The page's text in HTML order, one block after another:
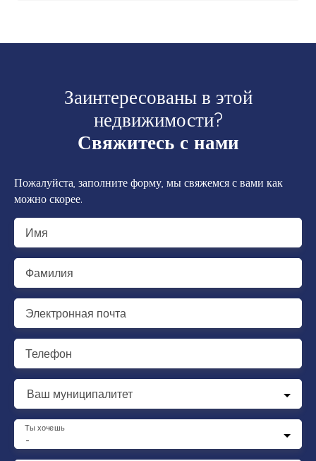
Заинтересованы в этой
недвижимости?
Свяжитесь с нами
Пожалуйста, заполните форму, мы свяжемся с вами как
можно скорее.
Имя
Фамилия
Электронная почта
Телефон
Ваш муниципалитет
-
Ты хочешь